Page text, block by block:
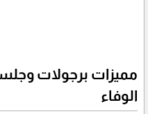
مميزات برجولات
الوفاء